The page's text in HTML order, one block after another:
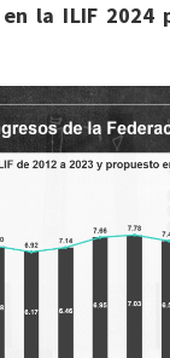
la ILIF 2024